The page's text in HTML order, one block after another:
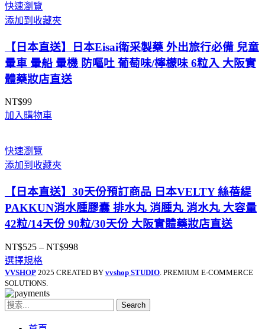
快速瀏覽
添加到收藏夾
【日本直送】日本Eisai衛采製藥 外出旅行必備 兒童
暈車 暈船 暈機 防嘔吐 葡萄味/檸檬味 6粒入 大阪實
體藥妝店直送
NT$99
加入購物車
快速瀏覽
添加到收藏夾
【日本直送】30天份預訂商品 日本VELTY 絲蓓緹
PAKKUN消水腫膠囊 排水丸 消腫丸 消水丸 大容量
42粒/14天份 90粒/30天份 大阪實體藥妝店直送
NT$525 – NT$998價
範
選擇規格
VVSHOP 2025 CREATED BY vvshop STUDIO . PREMIUM E-COMMERCE
SOLUTIONS.
Search